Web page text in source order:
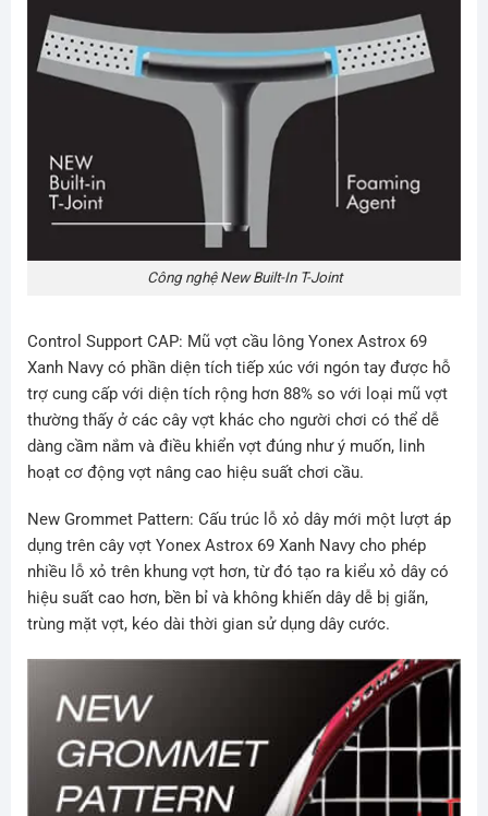
Công nghệ New Built-In T-Joint
Control Support CAP: Mũ vợt cầu lông Yonex Astrox 69
Xanh Navy có phần diện tích tiếp xúc với ngón tay được hỗ
trợ cung cấp với diện tích rộng hơn 88% so với loại mũ vợt
thường thấy ở các cây vợt khác cho người chơi có thể dễ
dàng cầm nắm và điều khiển vợt đúng như ý muốn, linh
hoạt cơ động vợt nâng cao hiệu suất chơi cầu.
New Grommet Pattern: Cấu trúc lỗ xỏ dây mới một lượt áp
dụng trên cây vợt Yonex Astrox 69 Xanh Navy cho phép
nhiều lỗ xỏ trên khung vợt hơn, từ đó tạo ra kiểu xỏ dây có
hiệu suất cao hơn, bền bỉ và không khiến dây dễ bị giãn,
trùng mặt vợt, kéo dài thời gian sử dụng dây cước.